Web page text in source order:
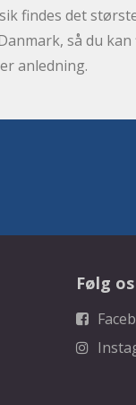
findes det
så du kan
anledning.
Følg